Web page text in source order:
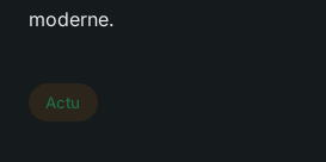
moderne.
Actu